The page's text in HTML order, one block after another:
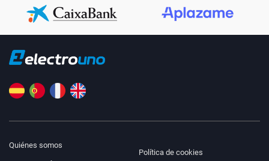
Quiénes somos
Política de cookies